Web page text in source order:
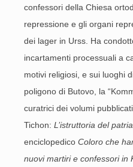
confessori della Chiesa
repressione e gli organi
dei lager in Urss. Ha
incartamenti processuali a
motivi religiosi, e sui luoghi
poligono di Butovo, la
curatrici dei volumi
Tichon: L’istruttoria del
enciclopedico Coloro che
nuovi martiri e confessori in